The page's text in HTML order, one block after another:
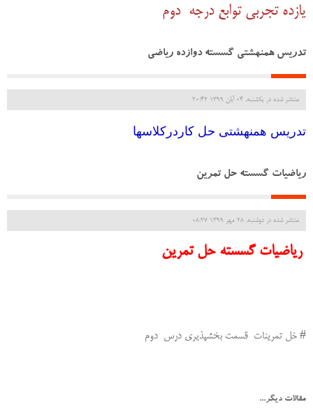
یازده تجربی توابع درجه دوم
تدریس همنهشتی گسسته دوازده ریاضی
منتشر شده در یکشنبه, 04 آبان 1399 20:42
تدریس همنهشتی حل کاردرکلاسها
ریاضیات گسسته حل تمرین
منتشر شده در دوشنبه, 28 مهر 1399 08:27
ریاضیات گسسته حل تمرین
# خل تمرینات قسمت بخشپذیری درس دوم
مقالات دیگر...